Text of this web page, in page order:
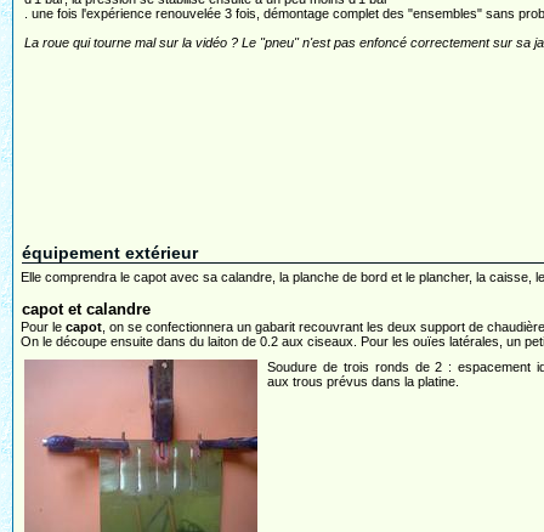
. une fois l'expérience renouvelée 3 fois, démontage complet des "ensembles" sans
La roue qui tourne mal sur la vidéo ? Le "pneu" n'est pas enfoncé correctement sur sa
équipement extérieur
Elle comprendra le capot avec sa calandre, la planche de bord et le plancher, la caisse,
capot et calandre
Pour le capot , on se confectionnera un gabarit recouvrant les deux support de
On le découpe ensuite dans du laiton de 0.2 aux ciseaux. Pour les ouïes latérales, un
Soudure de trois ronds de 2 : espacement
aux trous prévus dans la platine.